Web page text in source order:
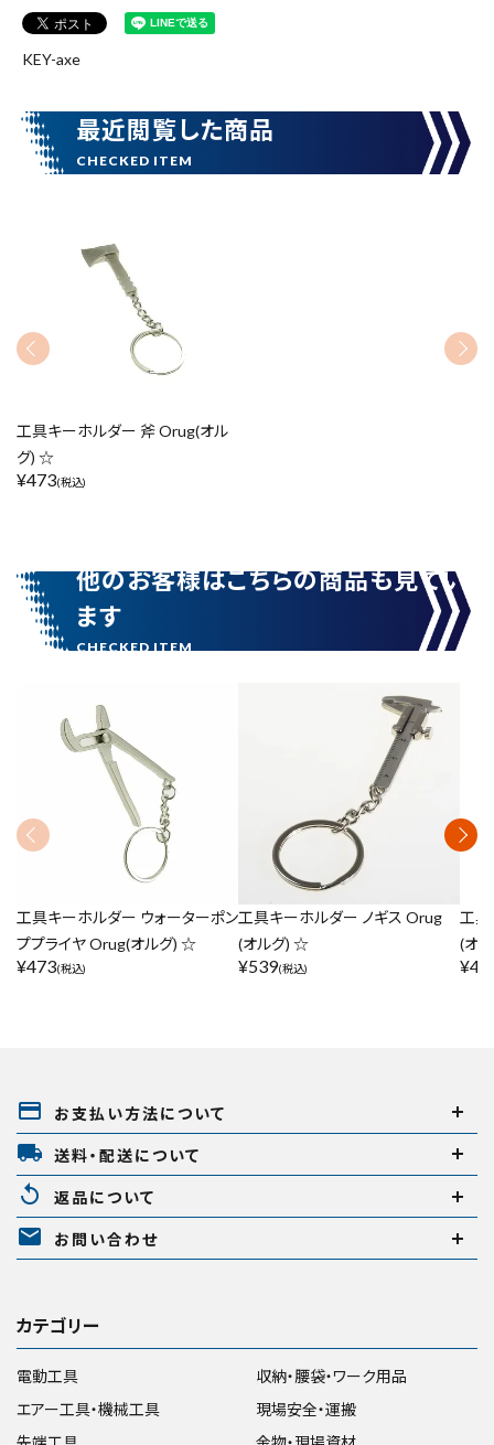
キーワードから探す
腰袋 バンスト展示品
カテゴリーから探す ブランドから探す
価格から探す
KEY-axe
最近閲覧した商品
工具キーホルダー 斧 Orug(オル
グ) ☆
¥473(税込)
他のお客様はこちらの商品も見てい
ます
工具キーホルダー ウォーターポン
ププライヤ Orug(オルグ) ☆
¥473(税込)
工具キーホルダー ノギス Orug
(オルグ) ☆
¥539(税込)
工
(オ
¥
payment お支払い方法について
local_shipping 送料・配送について
replay 返品について
mail お問い合わせ
カテゴリー
電動工具
エアー工具・機械工具
収納・腰袋・ワーク用品
現場安全・運搬